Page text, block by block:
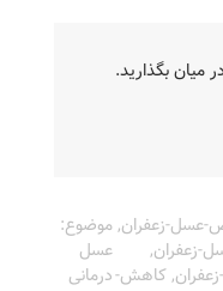
میان بگذارید.
عسل-زعفران,
زعفران,
,کاهش-
موضوع:
عسل
درمانی